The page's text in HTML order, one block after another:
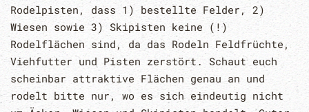
Rodelpisten, dass 1) bestellte Felder, 2)
Wiesen sowie 3) Skipisten keine (!)
Rodelflächen sind, da das Rodeln Feldfrüchte,
Viehfutter und Pisten zerstört. Schaut euch
scheinbar attraktive Flächen genau an und
rodelt bitte nur, wo es sich eindeutig nicht